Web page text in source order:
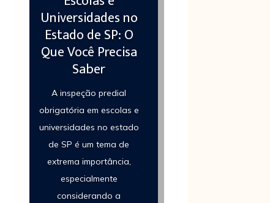
Universidades no
Estado de SP: O
Que Você Precisa
Saber
A inspeção predial
obrigatória em escolas e
universidades no estado
de SP é um tema de
extrema importância,
especialmente
considerando a